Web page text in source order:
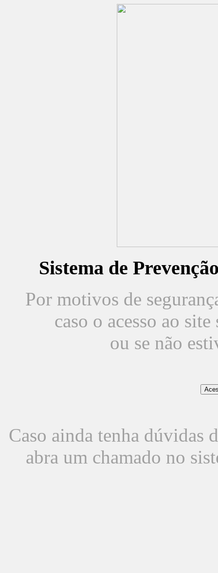
Sistema de
Por motivos de
caso o acesso ao
ou se não
Caso ainda tenha dúvidas
abra um chamado no